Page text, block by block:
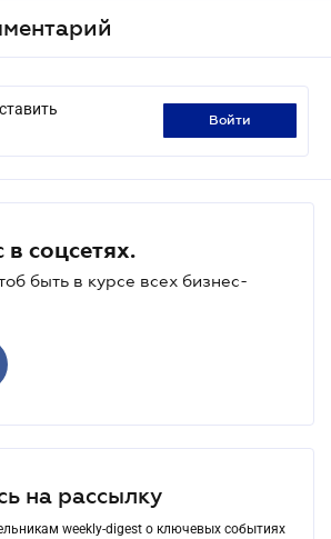
войти
в соцсетях.
быть в курсе всех бизнес-
на рассылку
weekly-digest о ключевых событиях